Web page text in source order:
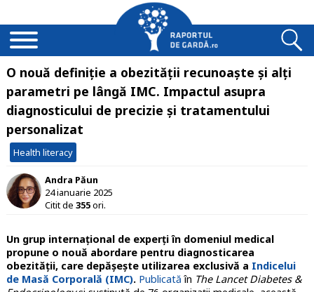
O nouă definiție a obezității recunoaște și alți
parametri pe lângă IMC. Impactul asupra
diagnosticului de precizie și tratamentului
personalizat
Health literacy
Andra Păun
24 ianuarie 2025
Citit de 355ori.
Un grup internațional de experți în domeniul medical
propune o nouă abordare pentru diagnosticarea
obezității, care depășește utilizarea exclusivă a Indicelui
de Masă Corporală (IMC).Publicată în The Lancet Diabetes &